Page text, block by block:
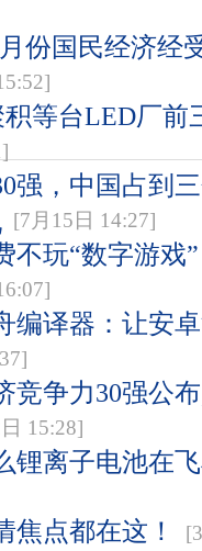
份国民经济经
等台LED厂前
强，中国占到
[7月15日 14:27]
不玩“数字游戏
编译器：让安
竞争力30强公
15:28]
锂离子电池在
焦点都在这！